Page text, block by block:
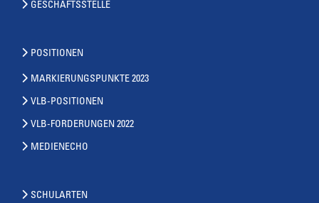
GESCHÄFTSSTELLE
POSITIONEN
MARKIERUNGSPUNKTE 2023
VLB-POSITIONEN
VLB-FORDERUNGEN 2022
MEDIENECHO
SCHULARTEN